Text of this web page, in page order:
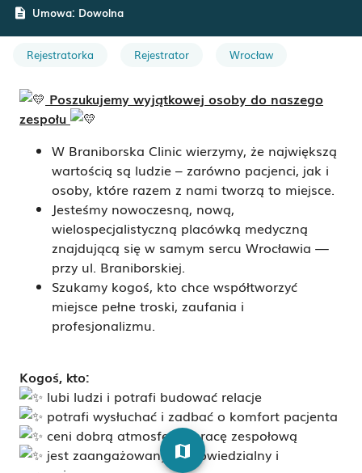
description Umowa: Dowolna
Rejestratorka Rejestrator Wrocław
Poszukujemy wyjątkowej osoby do naszego
zespołu
W Braniborska Clinic wierzymy, że największą
wartością są ludzie – zarówno pacjenci, jak i
osoby, które razem z nami tworzą to miejsce.
Jesteśmy nowoczesną, nową,
wielospecjalistyczną placówką medyczną
znajdującą się w samym sercu Wrocławia —
przy ul. Braniborskiej.
Szukamy kogoś, kto chce współtworzyć
miejsce pełne troski, zaufania i
profesjonalizmu.
Kogoś, kto:
lubi ludzi i potrafi budować relacje
potrafi wysłuchać i zadbać o komfort pacjenta
ceni dobrą atmosferę i pracę zespołową
jest zaangażowany, odpowiedzialny i
map